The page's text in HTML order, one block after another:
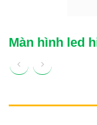
Màn hình led